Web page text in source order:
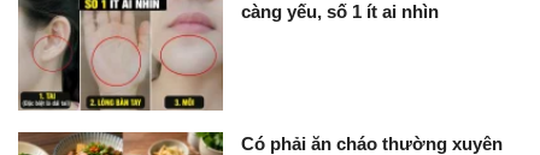
càng yếu, số 1 ít ai nhìn
Có phải ăn cháo thường xuyên